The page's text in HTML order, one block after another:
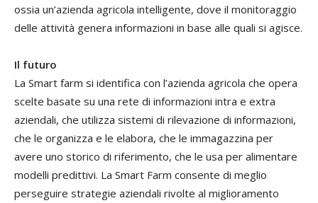
ossia un’azienda agricola intelligente, dove il monitoraggio
delle attività genera informazioni in base alle quali si agisce.
Il futuro
La Smart farm si identifica con l’azienda agricola che opera
scelte basate su una rete di informazioni intra e extra
aziendali, che utilizza sistemi di rilevazione di informazioni,
che le organizza e le elabora, che le immagazzina per
avere uno storico di riferimento, che le usa per alimentare
modelli predittivi. La Smart Farm consente di meglio
perseguire strategie aziendali rivolte al miglioramento